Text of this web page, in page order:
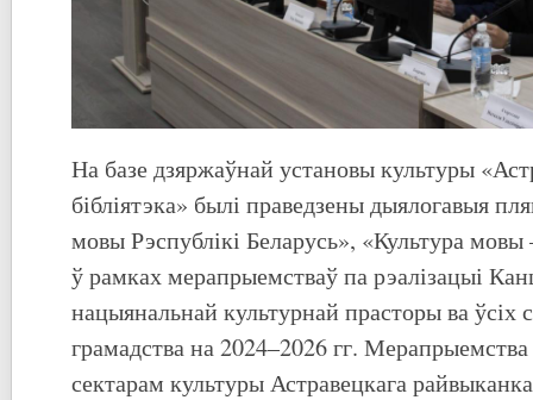
На базе дзяржаўнай установы культуры
бібліятэка» былі праведзены дыялогавыя
мовы Рэспублікі Беларусь», «Культура мовы
ў рамках мерапрыемстваў па рэалізацыі
нацыянальнай культурнай прасторы ва
грамадства на 2024–2026 гг. Мерапрыемства
сектарам культуры Астравецкага